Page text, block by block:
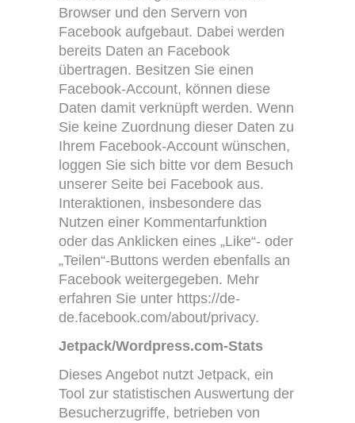
Browser und den Servern von
Facebook aufgebaut. Dabei werden
bereits Daten an Facebook
übertragen. Besitzen Sie einen
Facebook-Account, können diese
Daten damit verknüpft werden. Wenn
Sie keine Zuordnung dieser Daten zu
Ihrem Facebook-Account wünschen,
loggen Sie sich bitte vor dem Besuch
unserer Seite bei Facebook aus.
Interaktionen, insbesondere das
Nutzen einer Kommentarfunktion
oder das Anklicken eines „Like“- oder
„Teilen“-Buttons werden ebenfalls an
Facebook weitergegeben. Mehr
erfahren Sie unter https://de-
de.facebook.com/about/privacy.
Jetpack/Wordpress.com-Stats
Dieses Angebot nutzt Jetpack, ein
Tool zur statistischen Auswertung der
Besucherzugriffe, betrieben von